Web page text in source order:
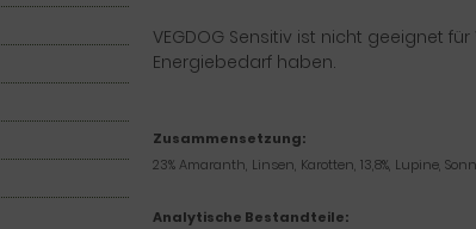
VEGDOG Sensitiv ist nicht geeignet
Energiebedarf haben.
Zusammensetzung:
23% Amaranth, Linsen, Karotten, 13,8%, Lupine,
Analytische Bestandteile: